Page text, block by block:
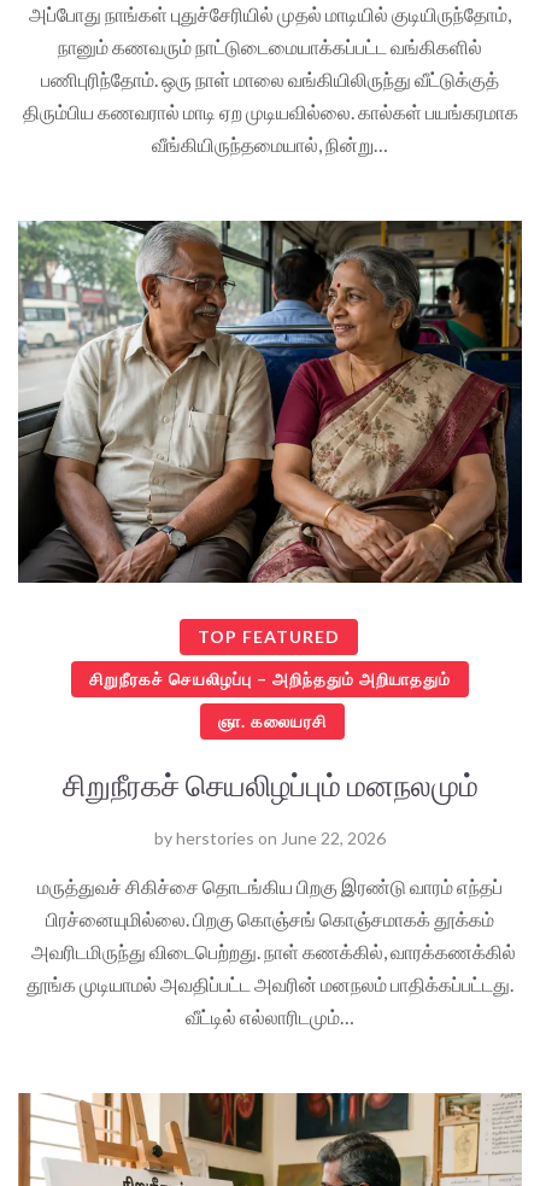
அப்போது நாங்கள் புதுச்சேரியில் முதல் மாடியில் குடியிருந்தோம்,
நானும் கணவரும் நாட்டுடைமையாக்கப்பட்ட வங்கிகளில்
பணிபுரிந்தோம். ஒரு நாள் மாலை வங்கியிலிருந்து வீட்டுக்குத்
திரும்பிய கணவரால் மாடி ஏற முடியவில்லை. கால்கள் பயங்கரமாக
வீங்கியிருந்தமையால், நின்று…
TOP FEATURED
சிறுநீரகச் செயலிழப்பு – அறிந்ததும் அறியாததும்
ஞா. கலையரசி
சிறுநீரகச் செயலிழப்பும் மனநலமும்
byherstories on June 22, 2026
மருத்துவச் சிகிச்சை தொடங்கிய பிறகு இரண்டு வாரம் எந்தப்
பிரச்னையுமில்லை. பிறகு கொஞ்சங் கொஞ்சமாகக் தூக்கம்
அவரிடமிருந்து விடைபெற்றது. நாள் கணக்கில், வாரக்கணக்கில்
தூங்க முடியாமல் அவதிப்பட்ட அவரின் மனநலம் பாதிக்கப்பட்டது.
வீட்டில் எல்லாரிடமும்…